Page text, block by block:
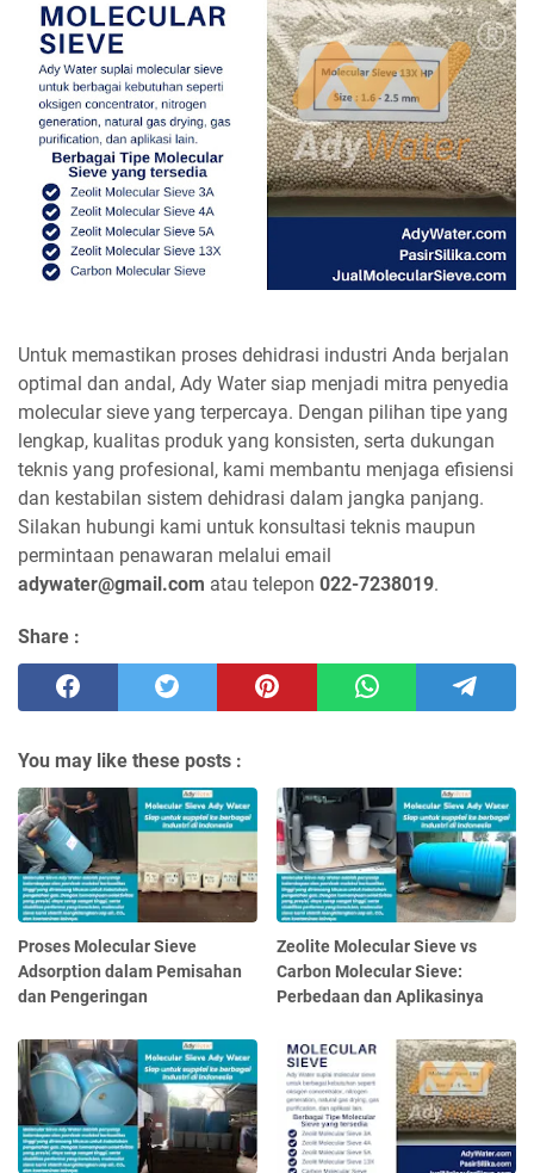
Untuk memastikan proses dehidrasi industri Anda berjalan
optimal dan andal, Ady Water siap menjadi mitra penyedia
molecular sieve yang terpercaya. Dengan pilihan tipe yang
lengkap, kualitas produk yang konsisten, serta dukungan
teknis yang profesional, kami membantu menjaga efisiensi
dan kestabilan sistem dehidrasi dalam jangka panjang.
Silakan hubungi kami untuk konsultasi teknis maupun
permintaan penawaran melalui email
adywater@gmail.com atau telepon 022-7238019.
Share :
You may like these posts :
Proses Molecular Sieve
Adsorption dalam Pemisahan
dan Pengeringan
Zeolite Molecular Sieve vs
Carbon Molecular Sieve:
Perbedaan dan Aplikasinya